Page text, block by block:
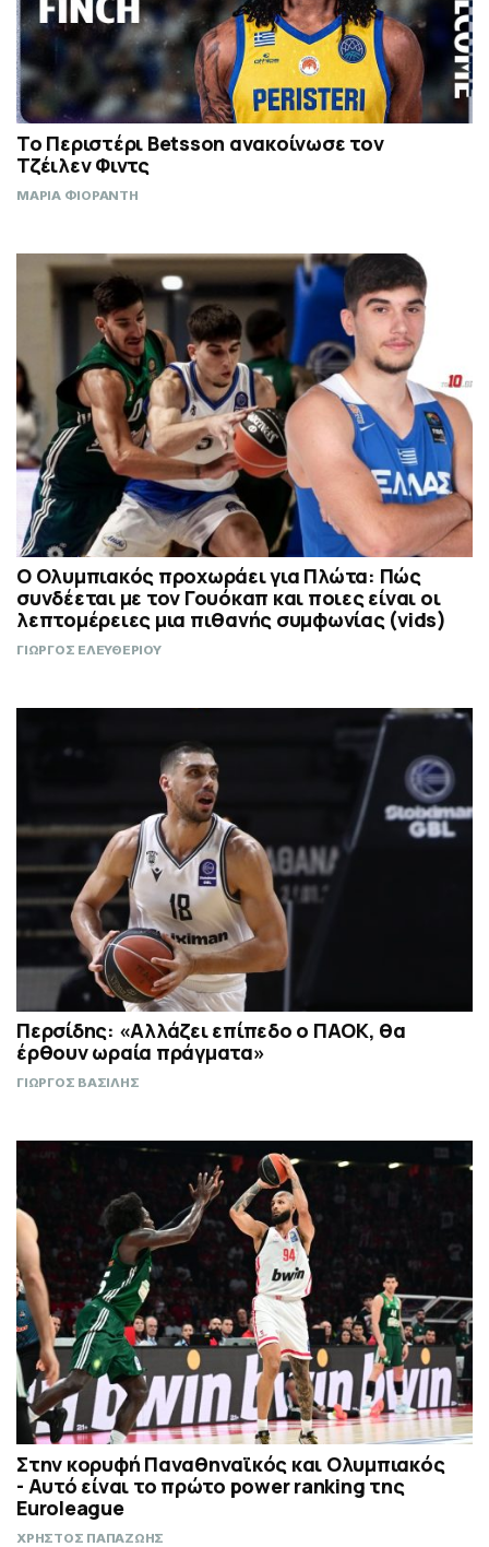
Το Περιστέρι Betsson ανακοίνωσε τον
Τζέιλεν Φιντς
ΜΑΡΙΑ ΦΙΟΡΑΝΤΗ
Ο Ολυμπιακός προχωράει για Πλώτα: Πώς
συνδέεται με τον Γουόκαπ και ποιες είναι οι
λεπτομέρειες μια πιθανής συμφωνίας (vids)
ΓΙΩΡΓΟΣ ΕΛΕΥΘΕΡΙΟΥ
Περσίδης: «Αλλάζει επίπεδο ο ΠΑΟΚ, θα
έρθουν ωραία πράγματα»
ΓΙΩΡΓΟΣ ΒΑΣΙΛΗΣ
Στην κορυφή Παναθηναϊκός και Ολυμπιακός
- Αυτό είναι το πρώτο power ranking της
Euroleague
ΧΡΗΣΤΟΣ ΠΑΠΑΖΩΗΣ